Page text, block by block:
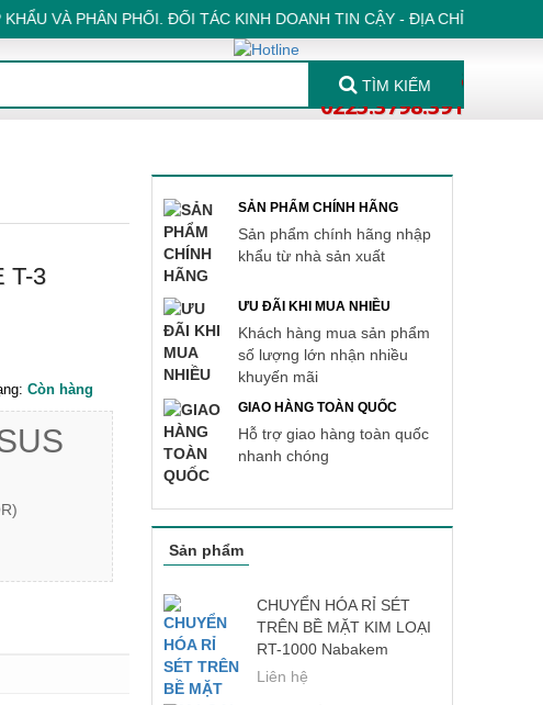
PHÂN PHỐI. ĐỐI TÁC KINH DOANH TIN CẬY - ĐỊA CHỈ: LK1-
037 3219 555
0225.3798.391
TÌM KIẾM
T-3
Còn hàng
SẢN PHẨM CHÍNH HÃNG
Sản phẩm chính hãng nhập
khẩu từ nhà sản xuất
ƯU ĐÃI KHI MUA NHIỀU
Khách hàng mua sản phẩm
số lượng lớn nhận nhiều
khuyến mãi
GIAO HÀNG TOÀN QUỐC
Hỗ trợ giao hàng toàn quốc
nhanh chóng
Sản phẩm
CHUYỂN HÓA RỈ SÉT
TRÊN BỀ MẶT KIM LOẠI
RT-1000 Nabakem
Liên hệ